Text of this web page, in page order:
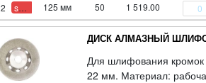
sale 125 мм 50 1 519.00
ДИСК АЛМАЗНЫЙ
Для шлифования
22 мм. Материал: